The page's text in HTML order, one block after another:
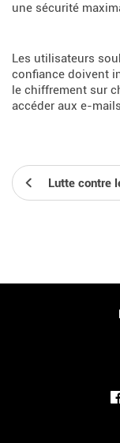
une sécurité
Les utilisateurs
confiance doivent
le chiffrement sur
accéder aux e-
Lutte contre